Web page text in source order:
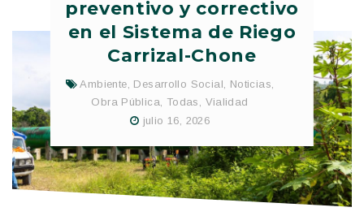
preventivo y correctivo
en el Sistema de Riego
Carrizal-Chone
Ambiente, Desarrollo Social, Noticias,
Obra Pública, Todas , Vialidad
julio 16, 2026